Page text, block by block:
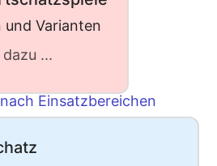
und Varianten
...
Einsatzbereichen